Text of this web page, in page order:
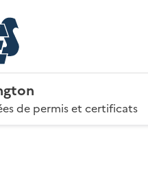
de permis et certificats